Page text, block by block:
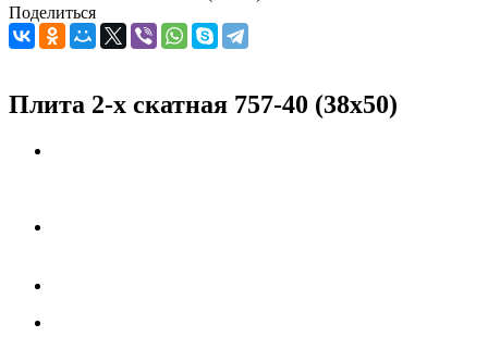
Поделиться
Плита 2-х скатная 757-40 (38x50)